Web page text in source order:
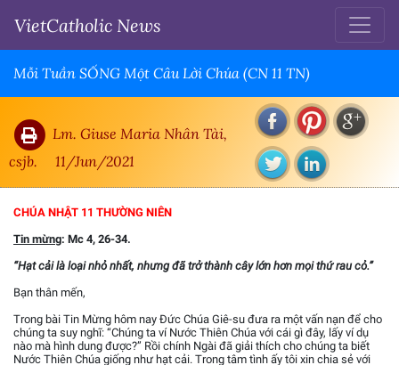
VietCatholic News
Mỗi Tuần SỐNG Một Câu Lời Chúa (CN 11 TN)
Lm. Giuse Maria Nhân Tài,
csjb.
11/Jun/2021
CHÚA NHẬT 11 THƯỜNG NIÊN
Tin mừng: Mc 4, 26-34.
“Hạt cải là loại nhỏ nhất, nhưng đã trở thành cây lớn hơn mọi thứ rau cỏ.”
Bạn thân mến,
Trong bài Tin Mừng hôm nay Đức Chúa Giê-su đưa ra một vấn nạn để cho
chúng ta suy nghĩ: “Chúng ta ví Nước Thiên Chúa với cái gì đây, lấy ví dụ
nào mà hình dung được?” Rồi chính Ngài đã giải thích cho chúng ta biết
Nước Thiên Chúa giống như hạt cải. Trong tâm tình ấy tôi xin chia sẻ với